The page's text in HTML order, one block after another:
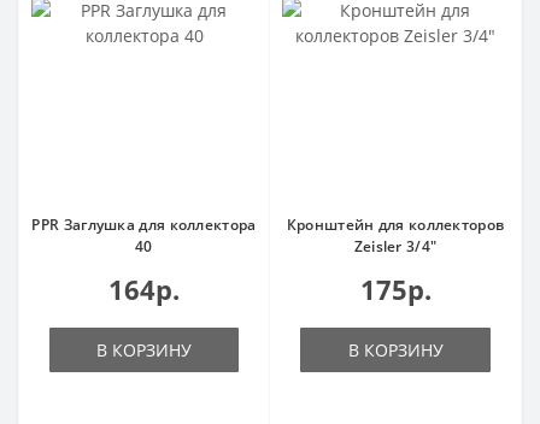
PPR Заглушка для коллектора
40
164р.
В КОРЗИНУ
Кронштейн для коллекторов
Zeisler 3/4"
175р.
В КОРЗИНУ